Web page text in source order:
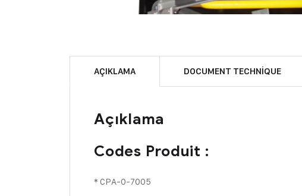
AÇIKLAMA DOCUMENT TECHNIQUE
Açıklama
Codes Produit :
* CPA-0-7005